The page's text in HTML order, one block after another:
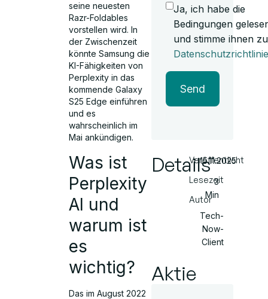
seine neuesten
Razr-Foldables
vorstellen wird. In
der Zwischenzeit
könnte Samsung die
KI-Fähigkeiten von
Perplexity in das
kommende Galaxy
S25 Edge einführen
und es
wahrscheinlich im
Mai ankündigen.
Was ist
Perplexity
AI und
warum ist
es
wichtig?
Das im August 2022
Ja, ich habe die
Bedingungen
und stimme ihnen
Datenschutzrichtlinie
Send
DetailsVeröffentlicht
Lesezeit
Autor
15.11.2025
3
Min
Tech-
Now-
Client
Aktie